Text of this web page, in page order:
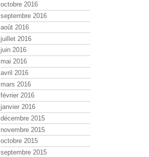
octobre 2016
septembre 2016
août 2016
juillet 2016
juin 2016
mai 2016
avril 2016
mars 2016
février 2016
janvier 2016
décembre 2015
novembre 2015
octobre 2015
septembre 2015